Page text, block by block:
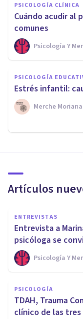
PSICOLOGÍA CLÍNICA
​Cuándo acudir al
comunes
Psicología Y
PSICOLOGÍA
Estrés infantil:
Merche Moriana
Artículos
ENTREVISTAS
Entrevista a
psicóloga se
Psicología Y
PSICOLOGÍA
TDAH, Trauma
clínico de las tres